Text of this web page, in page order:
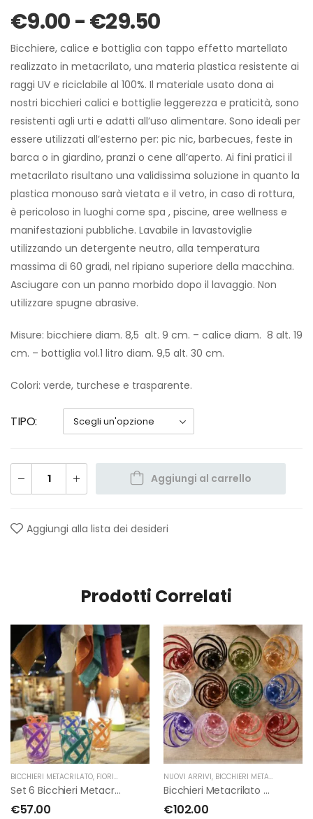
€9.00-€29.50
Bicchiere, calice e bottiglia con tappo effetto martellato
realizzato in metacrilato, una materia plastica resistente ai
raggi UV e riciclabile al 100%. Il materiale usato dona ai
nostri bicchieri calici e bottiglie leggerezza e praticità, sono
resistenti agli urti e adatti all’uso alimentare. Sono ideali per
essere utilizzati all’esterno per: pic nic, barbecues, feste in
barca o in giardino, pranzi o cene all’aperto. Ai fini pratici il
metacrilato risultano una validissima soluzione in quanto la
plastica monouso sarà vietata e il vetro, in caso di rottura,
è pericoloso in luoghi come spa , piscine, aree wellness e
manifestazioni pubbliche. Lavabile in lavastoviglie
utilizzando un detergente neutro, alla temperatura
massima di 60 gradi, nel ripiano superiore della macchina.
Asciugare con un panno morbido dopo il lavaggio. Non
utilizzare spugne abrasive.
Misure: bicchiere diam. 8,5 alt. 9 cm. – calice diam. 8 alt. 19
cm. – bottiglia vol.1 litro diam. 9,5 alt. 30 cm.
Colori: verde, turchese e trasparente.
TIPO
Aggiungi al carrello
Aggiungi alla lista dei desideri
Prodotti Correlati
BICCHIERI METACRILATO, FIORIRA' UN GIARDINO
Set 6 Bicchieri Metacrilati Spirale Piena Happy Colors Di Fiorirà Un Giardino
€57.00
NUOVI ARRIVI, BICCHIERI METACRILATO
Bicchieri Metacrilato Spirale Multicolor Set Da 12 Di Fiorirà Un Giardino
€102.00